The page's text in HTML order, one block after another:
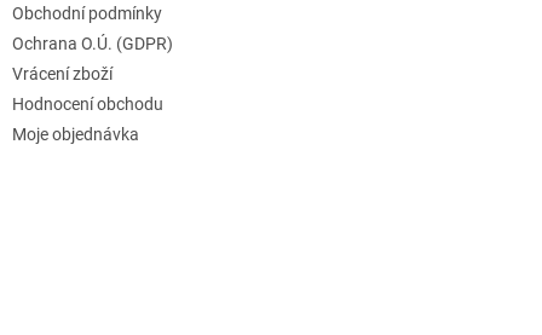
Obchodní podmínky
Ochrana O.Ú. (GDPR)
Vrácení zboží
Hodnocení obchodu
Moje objednávka